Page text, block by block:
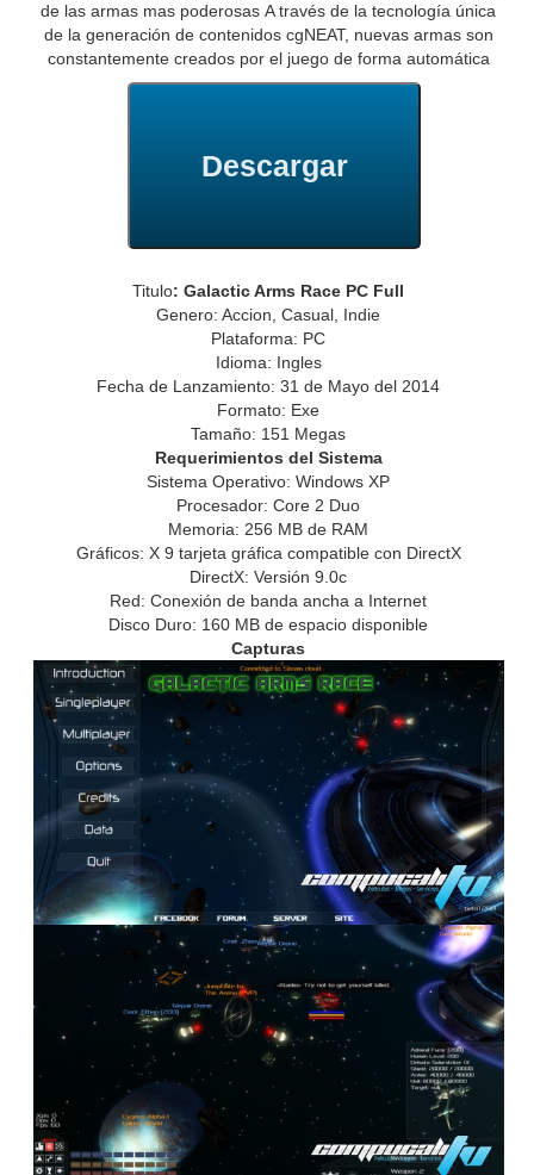
de las armas mas poderosas A través de la tecnología única
de la generación de contenidos cgNEAT, nuevas armas son
constantemente creados por el juego de forma automática
Descargar
Titulo: Galactic Arms Race PC Full
Genero: Accion, Casual, Indie
Plataforma: PC
Idioma: Ingles
Fecha de Lanzamiento: 31 de Mayo del 2014
Formato: Exe
Tamaño: 151 Megas
Requerimientos del Sistema
Sistema Operativo: Windows XP
Procesador: Core 2 Duo
Memoria: 256 MB de RAM
Gráficos: X 9 tarjeta gráfica compatible con DirectX
DirectX: Versión 9.0c
Red: Conexión de banda ancha a Internet
Disco Duro: 160 MB de espacio disponible
Capturas